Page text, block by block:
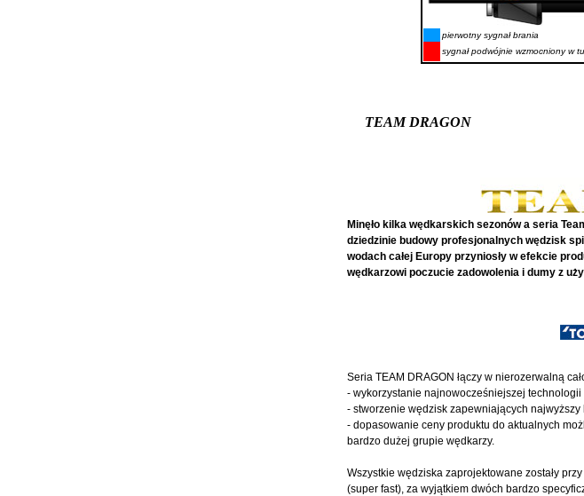
pierwotny sygnał brania
sygnał podwójnie wzmocniony w
TEAM DRAGON
Minęło kilka wędkarskich sezonów a seria
dziedzinie budowy profesjonalnych wędzisk
wodach całej Europy przyniosły w efekcie
wędkarzowi poczucie zadowolenia i dumy z
Seria TEAM DRAGON łączy w nierozerwalną
- wykorzystanie najnowocześniejszej
- stworzenie wędzisk zapewniających najwyższy
- dopasowanie ceny produktu do aktualnych
bardzo dużej grupie wędkarzy.
Wszystkie wędziska zaprojektowane zostały
(super fast), za wyjątkiem dwóch bardzo